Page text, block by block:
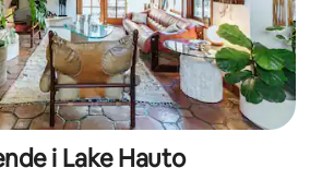
i Lake Hauto